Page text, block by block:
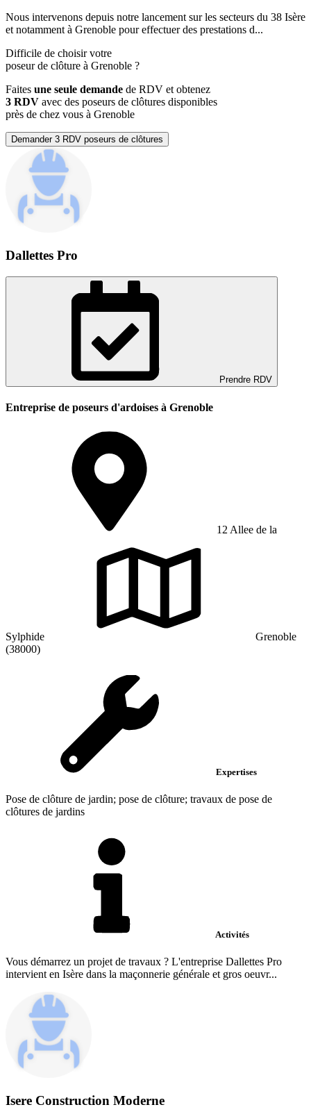
Nous intervenons depuis notre lancement sur les secteurs du 38 Isère
et notamment à Grenoble pour effectuer des prestations d...
Difficile de choisir votre
poseur de clôture à Grenoble ?
Faites une seule demande de RDV et obtenez
3 RDV avec des poseurs de clôtures disponibles
près de chez vous à Grenoble
Demander 3 RDV poseurs de clôtures
Dallettes Pro
Prendre RDV
Entreprise de poseurs d'ardoises à Grenoble
12 Allee de la
Sylphide
Grenoble
(38000)
Expertises
Pose de clôture de jardin; pose de clôture; travaux de pose de
clôtures de jardins
Activités
Vous démarrez un projet de travaux ? L'entreprise Dallettes Pro
intervient en Isère dans la maçonnerie générale et gros oeuvr...
Isere Construction Moderne